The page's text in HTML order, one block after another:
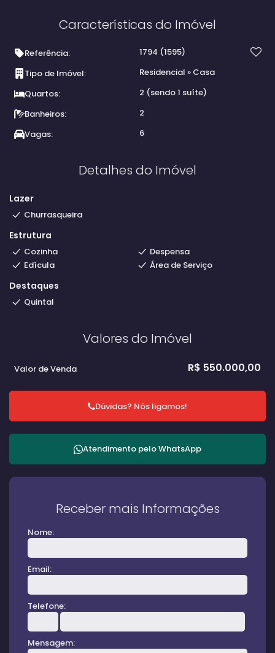
Características do Imóvel
Referência: 1794 (1595)
Tipo de Imóvel:
Residencial » Casa
Quartos:
2 (sendo 1 suíte)
Banheiros:
2
Vagas:
6
Detalhes do Imóvel
Lazer
Churrasqueira
Estrutura
Cozinha
Despensa
Edícula
Área de Serviço
Destaques
Quintal
Valores do Imóvel
R$ 550.000,00
Valor de Venda
Dúvidas? Nós ligamos!
Atendimento peloWhatsApp
Receber mais Informações
Nome:
Email:
Telefone:
Mensagem: